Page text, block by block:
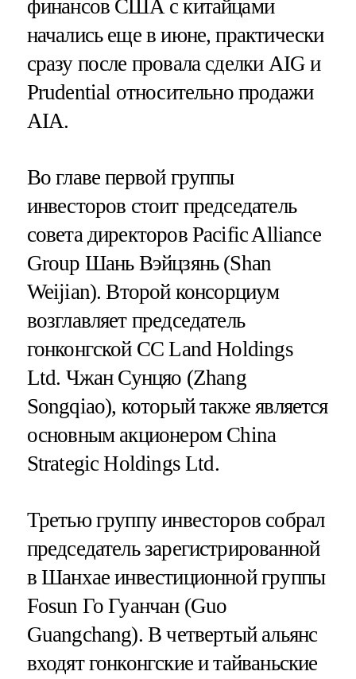
финансов США с китайцами
начались еще в июне, практически
сразу после провала сделки AIG и
Prudential относительно продажи
AIA.
Во главе первой группы
инвесторов стоит председатель
совета директоров Pacific Alliance
Group Шань Вэйцзянь (Shan
Weijian). Второй консорциум
возглавляет председатель
гонконгской CC Land Holdings
Ltd. Чжан Сунцяо (Zhang
Songqiao), который также является
основным акционером China
Strategic Holdings Ltd.
Третью группу инвесторов собрал
председатель зарегистрированной
в Шанхае инвестиционной группы
Fosun Го Гуанчан (Guo
Guangchang). В четвертый альянс
входят гонконгские и тайваньские